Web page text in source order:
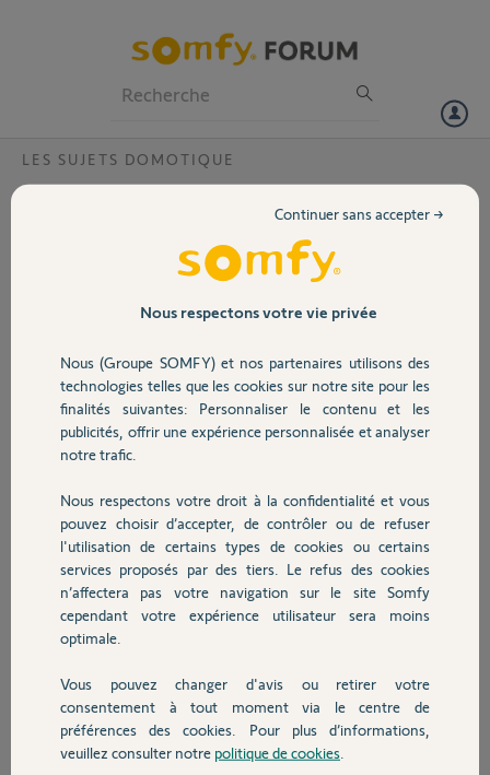
Volet
Sécurité
Domotique
Chauffage
Autres produits
Devis avec un pro
Contact
LES SUJETS DOMOTIQUE
Impossible d'associer mes volets dans
Bonjour,
J'essaye d'intégrer mon installation (Tahoma v2
PIN 1203-1942-3009) dans l'application
Une fois mis mon user/mot de passe, je tombe
sur un message d'erreur Somfy cf pièce jointe
"Une erreur est survenue. Veuillez réessayer. Si
J'ai réessayé plusieurs fois sans succès, donc
Merci,
il y a 3 mois
Nous respectons votre vie privée
Nous (Groupe SOMFY) et nos partenaires utilisons des
technologies telles que les cookies sur notre site pour les
finalités suivantes: Personnaliser le contenu et les
publicités, offrir une expérience personnalisée et analyser
notre trafic.
Nous respectons votre droit à la confidentialité et vous
pouvez choisir d’accepter, de contrôler ou de refuser
l'utilisation de certains types de cookies ou certains
services proposés par des tiers. Le refus des cookies
n’affectera pas votre navigation sur le site Somfy
cependant votre expérience utilisateur sera moins
optimale.
Vous pouvez changer d'avis ou retirer votre
consentement à tout moment via le centre de
préférences des cookies. Pour plus d’informations,
veuillez consulter notre politique de cookies
Continuer sans accepter →